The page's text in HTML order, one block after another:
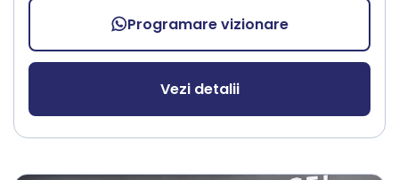
Programare vizionare
Vezi detalii